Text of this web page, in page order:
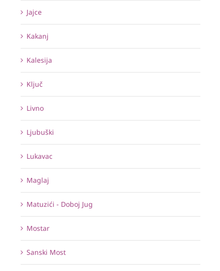
Jajce
Kakanj
Kalesija
Ključ
Livno
Ljubuški
Lukavac
Maglaj
Matuzići - Doboj Jug
Mostar
Sanski Most